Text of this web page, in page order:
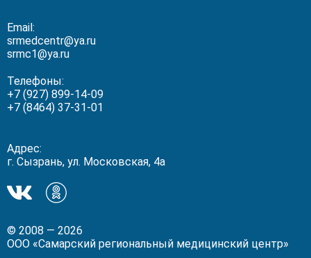
Email:
srmedcentr@ya.ru
srmc1@ya.ru
Телефоны:
+7 (927) 899-14-09
+7 (8464) 37-31-01
Адрес:
г. Сызрань, ул. Московская, 4а
Мы
ВКонтакте!
Мы
Одноклассники!
© 2008 — 2026
ООО «Самарский региональный медицинский центр»